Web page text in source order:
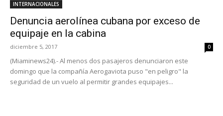
INTERNACIONALES
Denuncia aerolínea cubana por exceso de
equipaje en la cabina
diciembre 5, 2017 0
(Miaminews24).- Al menos dos pasajeros denunciaron este
domingo que la compañía Aerogaviota puso "en peligro" la
seguridad de un vuelo al permitir grandes equipajes...